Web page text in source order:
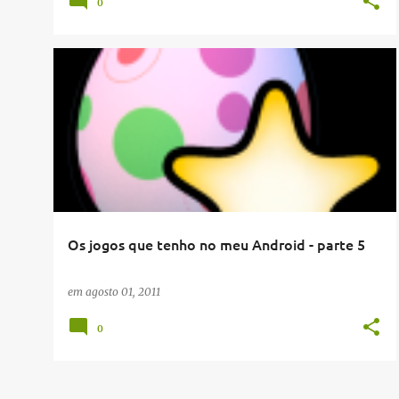
Os jogos que tenho no meu Android - parte 5
em agosto 01, 2011
DICAS
0